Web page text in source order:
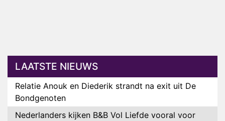
LAATSTE NIEUWS
Relatie Anouk en Diederik strandt na exit uit De
Bondgenoten
Nederlanders kijken B&B Vol Liefde vooral voor